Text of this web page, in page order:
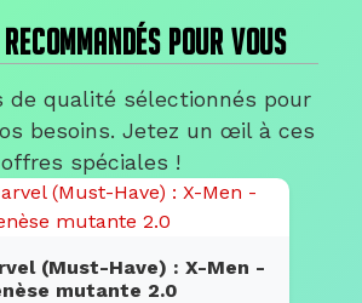
POUR VOUS
de qualité sélectionnés pour
besoins. Jetez un œil à ces
offres spéciales !
(Must-Have) : X-Men -
mutante 2.0